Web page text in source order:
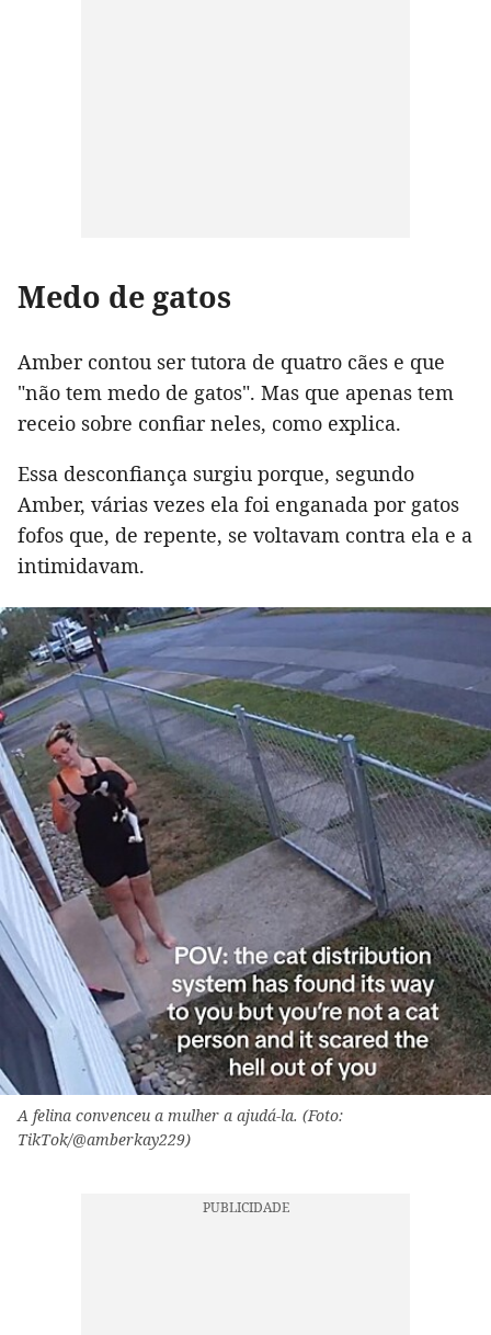
Medo de gatos
Amber contou ser tutora de quatro cães e que
"não tem medo de gatos". Mas que apenas tem
receio sobre confiar neles, como explica.
Essa desconfiança surgiu porque, segundo
Amber, várias vezes ela foi enganada por gatos
fofos que, de repente, se voltavam contra ela e a
intimidavam.
A felina convenceu a mulher a ajudá-la. (Foto:
TikTok/@amberkay229)